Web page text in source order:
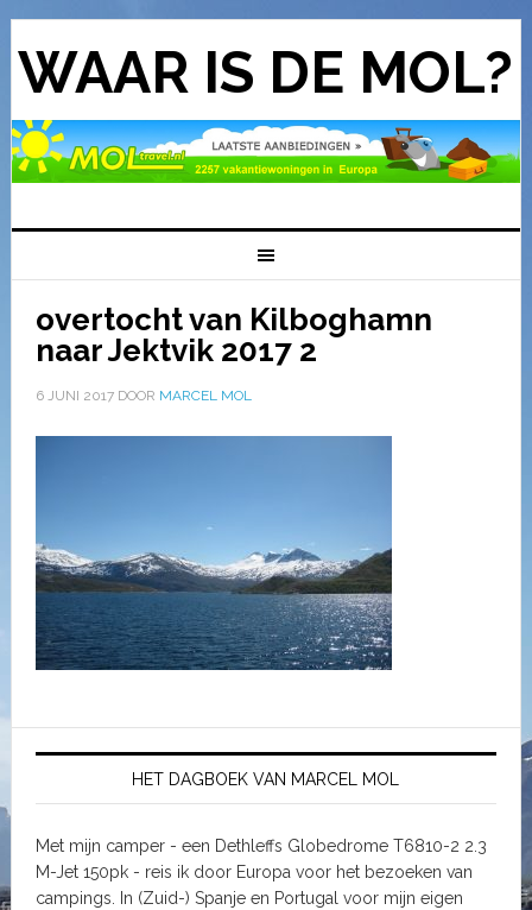
WAAR IS DE MOL?
overtocht van Kilboghamn
naar Jektvik 2017 2
6 JUNI 2017DOOR MARCEL MOL
HET DAGBOEK VAN MARCEL MOL
Met mijn camper - een Dethleffs Globedrome T6810-2 2.3
M-Jet 150pk - reis ik door Europa voor het bezoeken van
campings. In (Zuid-) Spanje en Portugal voor mijn eigen